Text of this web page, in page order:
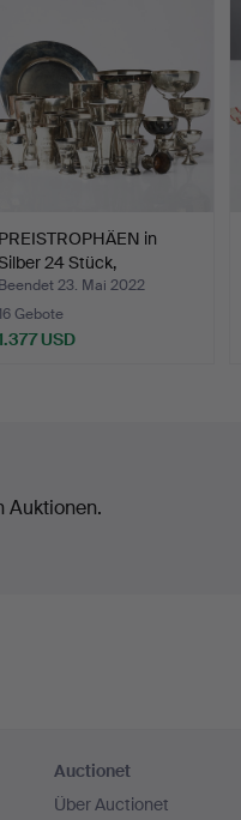
in
24 Stück,
23. Mai 2022
Gebote
USD
Auktionen.
Auctionet
Über Auctionet